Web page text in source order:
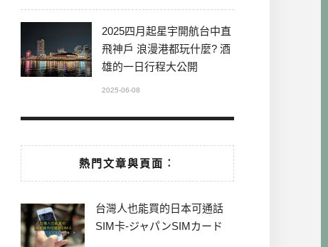
2025四月起星宇開航台中直
飛神戶 浪漫港都玩什麼? 酒
雄的一日行程大公開
2025-06-08
熱門文章與頁面︰
台灣人也能買的日本可通話
SIM卡-ジャパンSIMカード